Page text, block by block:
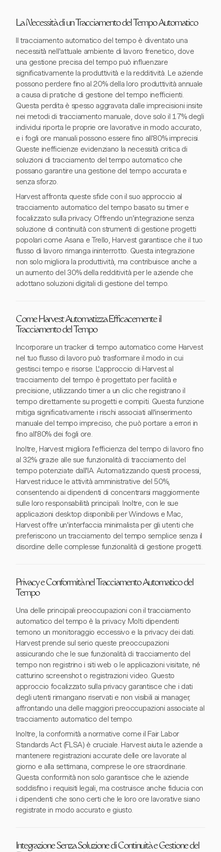
La Necessità di un Tracciamento del Tempo Automatico
Il tracciamento automatico del tempo è diventato una
necessità nell'attuale ambiente di lavoro frenetico, dove
una gestione precisa del tempo può influenzare
significativamente la produttività e la redditività. Le aziende
possono perdere fino al 20% della loro produttività annuale
a causa di pratiche di gestione del tempo inefficienti.
Questa perdita è spesso aggravata dalle imprecisioni insite
nei metodi di tracciamento manuale, dove solo il 17% degli
individui riporta le proprie ore lavorative in modo accurato,
e i fogli ore manuali possono essere fino all'80% imprecisi.
Queste inefficienze evidenziano la necessità critica di
soluzioni di tracciamento del tempo automatico che
possano garantire una gestione del tempo accurata e
senza sforzo.
Harvest affronta queste sfide con il suo approccio al
tracciamento automatico del tempo basato su timer e
focalizzato sulla privacy. Offrendo un'integrazione senza
soluzione di continuità con strumenti di gestione progetti
popolari come Asana e Trello, Harvest garantisce che il tuo
flusso di lavoro rimanga ininterrotto. Questa integrazione
non solo migliora la produttività, ma contribuisce anche a
un aumento del 30% della redditività per le aziende che
adottano soluzioni digitali di gestione del tempo.
Come Harvest Automatizza Efficacemente il
Tracciamento del Tempo
Incorporare un tracker di tempo automatico come Harvest
nel tuo flusso di lavoro può trasformare il modo in cui
gestisci tempo e risorse. L'approccio di Harvest al
tracciamento del tempo è progettato per facilità e
precisione, utilizzando timer a un clic che registrano il
tempo direttamente su progetti e compiti. Questa funzione
mitiga significativamente i rischi associati all'inserimento
manuale del tempo impreciso, che può portare a errori in
fino all'80% dei fogli ore.
Inoltre, Harvest migliora l'efficienza del tempo di lavoro fino
al 32% grazie alle sue funzionalità di tracciamento del
tempo potenziate dall'IA. Automatizzando questi processi,
Harvest riduce le attività amministrative del 50%,
consentendo ai dipendenti di concentrarsi maggiormente
sulle loro responsabilità principali. Inoltre, con le sue
applicazioni desktop disponibili per Windows e Mac,
Harvest offre un'interfaccia minimalista per gli utenti che
preferiscono un tracciamento del tempo semplice senza il
disordine delle complesse funzionalità di gestione progetti.
Privacy e Conformità nel Tracciamento Automatico del
Tempo
Una delle principali preoccupazioni con il tracciamento
automatico del tempo è la privacy. Molti dipendenti
temono un monitoraggio eccessivo e la privacy dei dati.
Harvest prende sul serio queste preoccupazioni
assicurando che le sue funzionalità di tracciamento del
tempo non registrino i siti web o le applicazioni visitate, né
catturino screenshot o registrazioni video. Questo
approccio focalizzato sulla privacy garantisce che i dati
degli utenti rimangano riservati e non visibili ai manager,
affrontando una delle maggiori preoccupazioni associate al
tracciamento automatico del tempo.
Inoltre, la conformità a normative come il Fair Labor
Standards Act (FLSA) è cruciale. Harvest aiuta le aziende a
mantenere registrazioni accurate delle ore lavorate al
giorno e alla settimana, comprese le ore straordinarie.
Questa conformità non solo garantisce che le aziende
soddisfino i requisiti legali, ma costruisce anche fiducia con
i dipendenti che sono certi che le loro ore lavorative siano
registrate in modo accurato e giusto.
Integrazione Senza Soluzione di Continuità e Gestione del